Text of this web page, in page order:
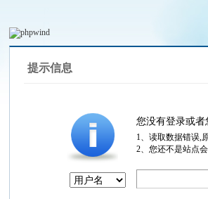
提示信息
您没有登录或
1、读取数据错误,
2、您还不是站点